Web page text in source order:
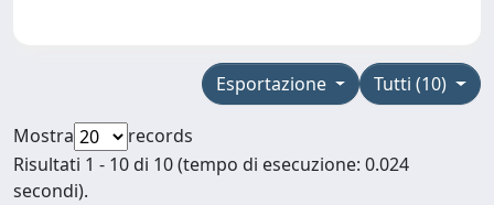
Tutti (10)
Esportazione
Mostra
records
Risultati 1 - 10 di 10 (tempo di esecuzione: 0.024
secondi).